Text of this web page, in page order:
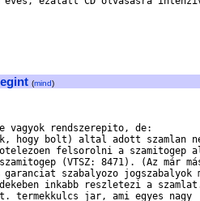
(mind)
vagyok rendszerepito, de:
hogy bolt) altal adott szamlan
felsorolni a szamitogep
(VTSZ: 8471). (Az már
szabalyozo jogszabalyok
inkabb reszletezi a
termekkulcs jar, ami egyes nagy